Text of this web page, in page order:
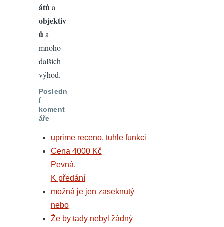
átů a
objektiv
ů a
mnoho
dalších
výhod.
Posledn
í
koment
áře
uprime receno, tuhle funkci
Cena 4000 Kč
Pevná.
K předání
možná je jen zaseknutý
nebo
Že by tady nebyl žádný